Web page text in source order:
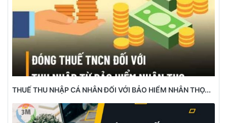
THUẾ THU NHẬP CÁ NHÂN ĐỐI VỚI BẢO HIỂM NHÂN THỌ...